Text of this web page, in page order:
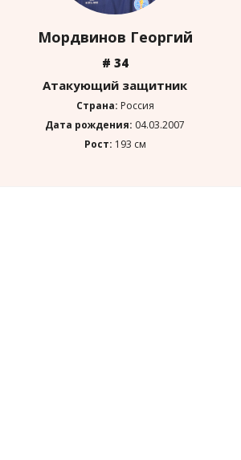
Мордвинов Георгий
# 34
Атакующий защитник
Страна: Россия
Дата рождения: 04.03.2007
Рост: 193 см